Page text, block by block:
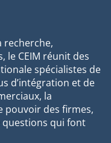
recherche,
le CEIM réunit des
spécialistes de
d’intégration et de
la
pouvoir des firmes,
questions qui font